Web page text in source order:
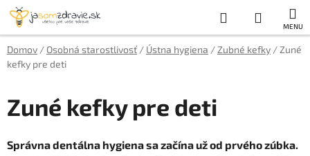
Prejsť
obsah
Hľadať
KOŠÍK
Domov / Osobná starostlivosť / Ústna hygiena / Zubné kefky / Zuné
kefky pre deti
Zuné kefky pre deti
Správna dentálna hygiena sa začína už od prvého zúbka.